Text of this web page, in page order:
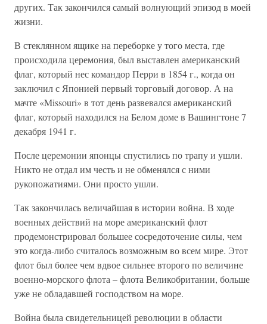
других. Так закончился самый волнующий эпизод в моей
жизни.
В стеклянном ящике на переборке у того места, где
происходила церемония, был выставлен американский
флаг, который нес командор Перри в 1854 г., когда он
заключил с Японией первый торговый договор. А на
мачте «Missouri» в тот день развевался американский
флаг, который находился на Белом доме в Вашингтоне 7
декабря 1941 г.
После церемонии японцы спустились по трапу и ушли.
Никто не отдал им честь и не обменялся с ними
рукопожатиями. Они просто ушли.
Так закончилась величайшая в истории война. В ходе
военных действий на море американский флот
продемонстрировал большее сосредоточение силы, чем
это когда-либо считалось возможным во всем мире. Этот
флот был более чем вдвое сильнее второго по величине
военно-морского флота – флота Великобритании, больше
уже не обладавшей господством на море.
Война была свидетельницей революции в области